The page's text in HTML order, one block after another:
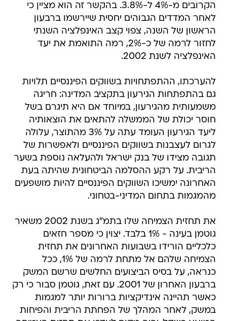
הקרובים מ-4% ל-3.8%. בהקשר זה הוא מציין כי
לאחר המדדים הגבוהים יחסית שיירשמו ברבעון
הראשון של השנה, צפוי קצב האינפלציה השנתי
לחזור לרמה של כ-2%, רמה התואמת את יעד
האינפלציה לשנת 2002.
להערכתו, ההתפתחויות בשווקים הפיננסיים תלויות
גם בהתפתחות הגירעון בתקציב המדינה: חריגה
משמעותית מהגירעון, במיוחד אם היא תיגרם בשל
חוסר יכולת של הממשלה להתאים את הוצאותיה
ליעד הגירעון העומד עתה על 3% מהתוצר, עלולה
לגרום לעצבנות בשווקים הפיננסיים ולאפשרות של
תגובה מצידו של בנק ישראל ולהעלאה נוספת בשער
הריבית. על רקע ההסלמה הביטחונית שהיתה בעת
האחרונה ימשיכו השווקים הפיננסיים להיות מושפעים
מהמגמות בתחום המדיני-בטחוני.
את תחזית הצמיחה שלו בתמ"ג בשנת 2002 משאיר
גוטמן בעינה - 1% בלבד. יצוין כי מספר חזאים
כלכליים הורידו בשבועות האחרונים את תחזית
הצמיחה שלהם אל מתחת לרמה של 1%, ככל
כנראה, על בסיס הביצועים החלשים שרשם המשק
ברבעון האחרון של 2001. עם זאת, גוטמן סבור כי רק
כאשר תהיינה אינדיקציות ברורות יותר למגמות
במשק, לאחר המהלך של הפחתת הריבית והפיחות